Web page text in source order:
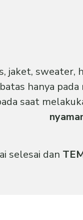
jaket, sweater,
hanya pada
saat
selesai dan